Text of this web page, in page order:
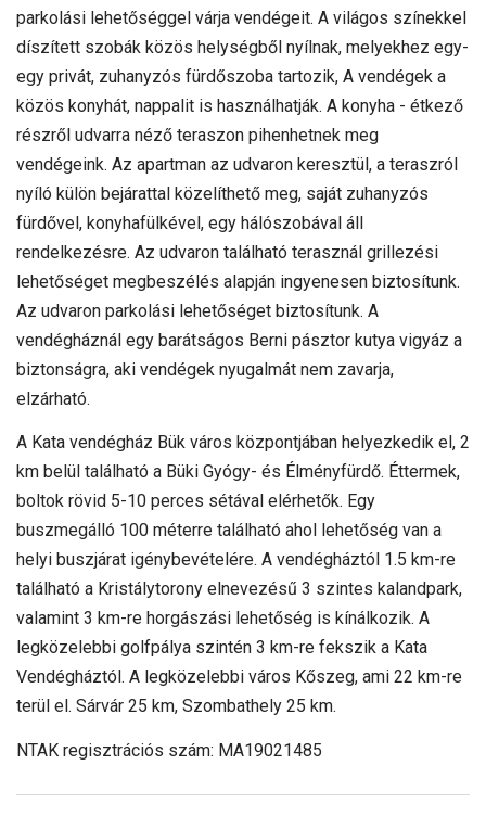
parkolási lehetőséggel várja vendégeit. A világos színekkel
díszített szobák közös helységből nyílnak, melyekhez egy-
egy privát, zuhanyzós fürdőszoba tartozik, A vendégek a
közös konyhát, nappalit is használhatják. A konyha - étkező
részről udvarra néző teraszon pihenhetnek meg
vendégeink. Az apartman az udvaron keresztül, a teraszról
nyíló külön bejárattal közelíthető meg, saját zuhanyzós
fürdővel, konyhafülkével, egy hálószobával áll
rendelkezésre. Az udvaron található terasznál grillezési
lehetőséget megbeszélés alapján ingyenesen biztosítunk.
Az udvaron parkolási lehetőséget biztosítunk. A
vendégháznál egy barátságos Berni pásztor kutya vigyáz a
biztonságra, aki vendégek nyugalmát nem zavarja,
elzárható.
A Kata vendégház Bük város központjában helyezkedik el, 2
km belül található a Büki Gyógy- és Élményfürdő. Éttermek,
boltok rövid 5-10 perces sétával elérhetők. Egy
buszmegálló 100 méterre található ahol lehetőség van a
helyi buszjárat igénybevételére. A vendégháztól 1.5 km-re
található a Kristálytorony elnevezésű 3 szintes kalandpark,
valamint 3 km-re horgászási lehetőség is kínálkozik. A
legközelebbi golfpálya szintén 3 km-re fekszik a Kata
Vendégháztól. A legközelebbi város Kőszeg, ami 22 km-re
terül el. Sárvár 25 km, Szombathely 25 km.
NTAK regisztrációs szám: MA19021485